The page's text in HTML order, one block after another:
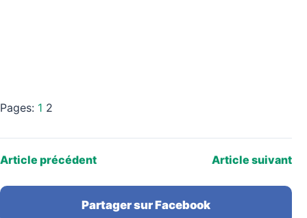
Pages: 1 2
Article précédent Article suivant
Partager sur Facebook